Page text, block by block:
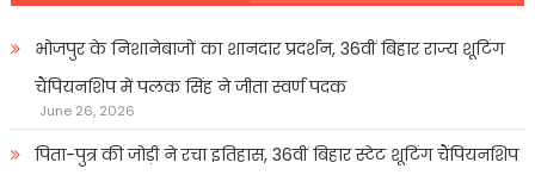
भोजपुर के निशानेबाजों का शानदार प्रदर्शन, 36वीं बिहार राज्य शूटिंग
चैंपियनशिप में पलक सिंह ने जीता स्वर्ण पदक
June 26, 2026
पिता-पुत्र की जोड़ी ने रचा इतिहास, 36वीं बिहार स्टेट शूटिंग चैंपियनशिप